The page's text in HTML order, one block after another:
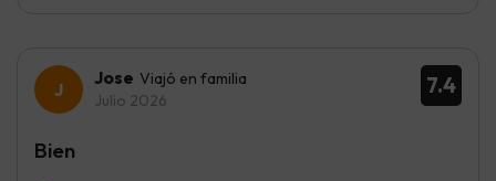
7.4
Jose Viajó en familia
Julio 2026
Bien